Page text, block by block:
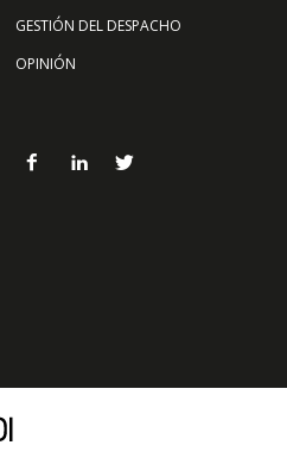
GESTIÓN DEL DESPACHO
OPINIÓN